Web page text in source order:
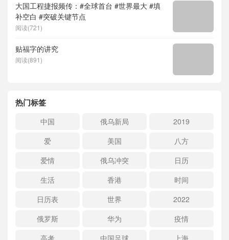
大国工程捷报频传：#全球首台 #世界最大 #填
补空白 #突破关键节点
阅读(721)
贴福字的讲究
阅读(891)
热门标签
中国 俄乌新局
2019
爱
美国
八方
爱情
俄乌冲突
日历
生活
香港
时间
日历表
世界
2022
俄罗斯
华为
疫情